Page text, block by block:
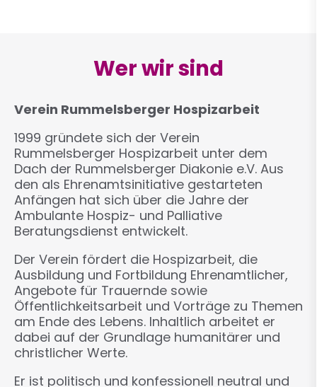
Wer wir sind
Verein Rummelsberger Hospizarbeit
1999 gründete sich der Verein
Rummelsberger Hospizarbeit unter dem
Dach der Rummelsberger Diakonie e.V. Aus
den als Ehrenamtsinitiative gestarteten
Anfängen hat sich über die Jahre der
Ambulante Hospiz- und Palliative
Beratungsdienst entwickelt.
Der Verein fördert die Hospizarbeit, die
Ausbildung und Fortbildung Ehrenamtlicher,
Angebote für Trauernde sowie
Öffentlichkeitsarbeit und Vorträge zu Themen
am Ende des Lebens. Inhaltlich arbeitet er
dabei auf der Grundlage humanitärer und
christlicher Werte.
Er ist politisch und konfessionell neutral und